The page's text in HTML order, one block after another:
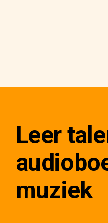
Leer
muziek